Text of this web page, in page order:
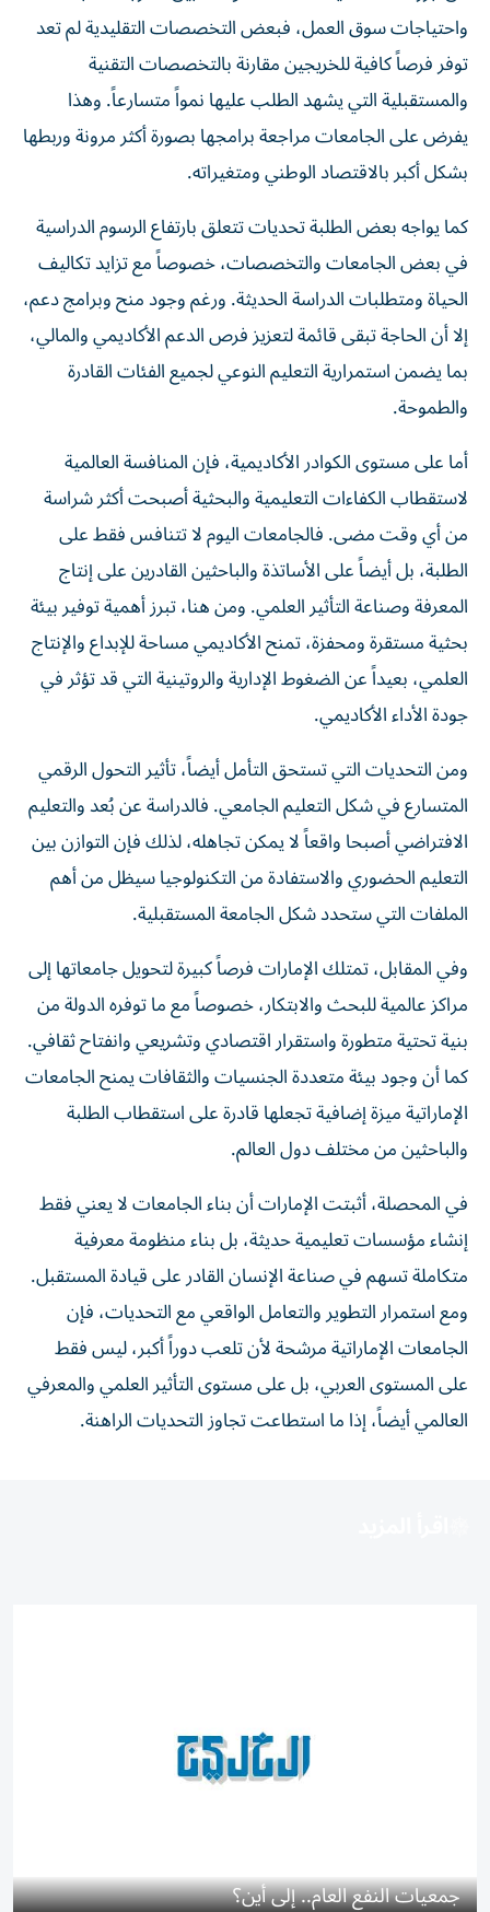
واحتياجات سوق العمل، فبعض التخصصات التقليدية لم تعد
توفر فرصاً كافية للخريجين مقارنة بالتخصصات التقنية
والمستقبلية التي يشهد الطلب عليها نمواً متسارعاً. وهذا
يفرض على الجامعات مراجعة برامجها بصورة أكثر مرونة وربطها
بشكل أكبر بالاقتصاد الوطني ومتغيراته.
كما يواجه بعض الطلبة تحديات تتعلق بارتفاع الرسوم الدراسية
في بعض الجامعات والتخصصات، خصوصاً مع تزايد تكاليف
الحياة ومتطلبات الدراسة الحديثة. ورغم وجود منح وبرامج دعم،
إلا أن الحاجة تبقى قائمة لتعزيز فرص الدعم الأكاديمي والمالي،
بما يضمن استمرارية التعليم النوعي لجميع الفئات القادرة
والطموحة.
أما على مستوى الكوادر الأكاديمية، فإن المنافسة العالمية
لاستقطاب الكفاءات التعليمية والبحثية أصبحت أكثر شراسة
من أي وقت مضى. فالجامعات اليوم لا تتنافس فقط على
الطلبة، بل أيضاً على الأساتذة والباحثين القادرين على إنتاج
المعرفة وصناعة التأثير العلمي. ومن هنا، تبرز أهمية توفير بيئة
بحثية مستقرة ومحفزة، تمنح الأكاديمي مساحة للإبداع والإنتاج
العلمي، بعيداً عن الضغوط الإدارية والروتينية التي قد تؤثر في
جودة الأداء الأكاديمي.
ومن التحديات التي تستحق التأمل أيضاً، تأثير التحول الرقمي
المتسارع في شكل التعليم الجامعي. فالدراسة عن بُعد والتعليم
الافتراضي أصبحا واقعاً لا يمكن تجاهله، لذلك فإن التوازن بين
التعليم الحضوري والاستفادة من التكنولوجيا سيظل من أهم
الملفات التي ستحدد شكل الجامعة المستقبلية.
وفي المقابل، تمتلك الإمارات فرصاً كبيرة لتحويل جامعاتها إلى
مراكز عالمية للبحث والابتكار، خصوصاً مع ما توفره الدولة من
بنية تحتية متطورة واستقرار اقتصادي وتشريعي وانفتاح ثقافي.
كما أن وجود بيئة متعددة الجنسيات والثقافات يمنح الجامعات
الإماراتية ميزة إضافية تجعلها قادرة على استقطاب الطلبة
والباحثين من مختلف دول العالم.
في المحصلة، أثبتت الإمارات أن بناء الجامعات لا يعني فقط
إنشاء مؤسسات تعليمية حديثة، بل بناء منظومة معرفية
متكاملة تسهم في صناعة الإنسان القادر على قيادة المستقبل.
ومع استمرار التطوير والتعامل الواقعي مع التحديات، فإن
الجامعات الإماراتية مرشحة لأن تلعب دوراً أكبر، ليس فقط
على المستوى العربي، بل على مستوى التأثير العلمي والمعرفي
العالمي أيضاً، إذا ما استطاعت تجاوز التحديات الراهنة.
جمعيات النفع العام.. إلى أين؟